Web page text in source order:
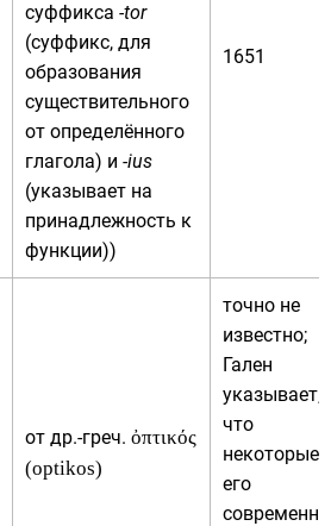
суффикса -tor
(суффикс, для
образования
существительного
от определённого
глагола) и -ius
(указывает на
принадлежность к
функции))
1651
от др.-греч. ὀπτικός
(optikos)
точно не
известно;
Гален
указывает,
что
некоторые
его